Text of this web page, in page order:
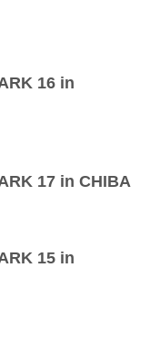
16 in
17 in CHIBA
15 in